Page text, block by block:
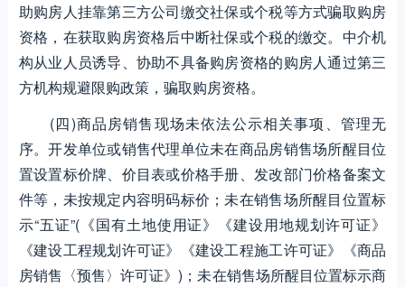
助购房人挂靠第三方公司缴交社保或个税等方式骗取购房
资格，在获取购房资格后中断社保或个税的缴交。中介机
构从业人员诱导、协助不具备购房资格的购房人通过第三
方机构规避限购政策，骗取购房资格。
(四)商品房销售现场未依法公示相关事项、管理无
序。开发单位或销售代理单位未在商品房销售场所醒目位
置设置标价牌、价目表或价格手册、发改部门价格备案文
件等，未按规定内容明码标价；未在销售场所醒目位置标
示“五证”(《国有土地使用证》《建设用地规划许可证》
《建设工程规划许可证》《建设工程施工许可证》《商品
房销售〈预售〉许可证》)；未在销售场所醒目位置标示商